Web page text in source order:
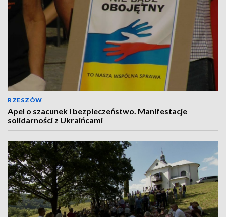
RZESZÓW
Apel o szacunek i bezpieczeństwo. Manifestacje
solidarności z Ukraińcami